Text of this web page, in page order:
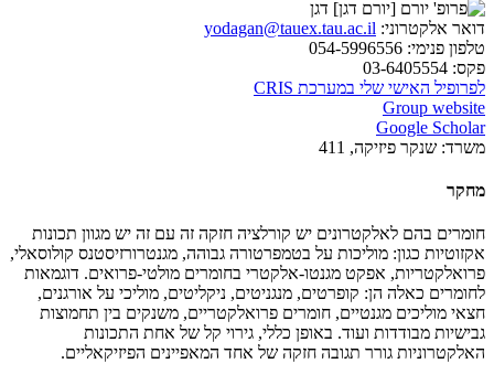
דואר אלקטרוני: yodagan@tauex.tau.ac.il
טלפון פנימי:
פקס:
לפרופיל האישי שלי במערכת CRIS
Group website
Google Scholar
משרד: שנקר פיזיקה, 411
מחקר
חומרים בהם לאלקטרונים יש קורלציה חזקה זה עם זה יש מגוון תכונות
אקזוטיות כגון: מוליכות על בטמפרטורה גבוהה, מגנטרורזיסטנס קולוסאלי,
פרואלקטריות, אפקט מגנטו-אלקטרי בחומרים מולטי-פרואים. דוגמאות
לחומרים כאלה הן: קופרטים, מנגניטים, ניקליטים, מוליכי על אורגנים,
חצאי מוליכים מגנטיים, חומרים פרואלקטריים, משנקים בין תחמוצות
גבישיות מבודדות ועוד. באופן כללי, גירוי קל של אחת התכונות
האלקטרוניות גורר תגובה חזקה של אחד המאפיינים הפיזיקאליים.